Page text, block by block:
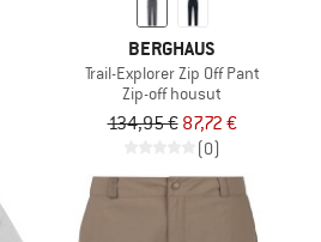
BERGHAUS
Trail-Explorer Zip Off Pant
Zip-off housut
134,95 € 87,72 €
(0)